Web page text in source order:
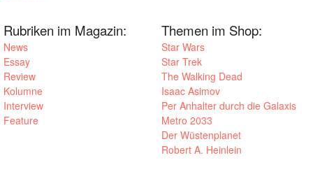
Rubriken im Magazin:
News
Essay
Review
Kolumne
Interview
Feature
Themen im Shop:
Star Wars
Star Trek
The Walking Dead
Isaac Asimov
Per Anhalter durch die Galaxis
Metro 2033
Der Wüstenplanet
Robert A. Heinlein